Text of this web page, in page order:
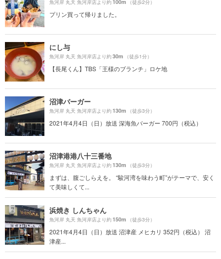
魚河岸 丸天 魚河岸店より約100m （徒歩2分）
プリン買って帰りました。
にし与
魚河岸 丸天 魚河岸店より約30m （徒歩1分）
【長尾くん】TBS「王様のブランチ」ロケ地
沼津バーガー
魚河岸 丸天 魚河岸店より約130m （徒歩3分）
2021年4月4日（日）放送 深海魚バーガー 700円（税込）
沼津港港八十三番地
魚河岸 丸天 魚河岸店より約130m （徒歩3分）
まずは、腹ごしらえを。 “駿河湾を味わう町”がテーマで、安く
て美味しくて...
浜焼き しんちゃん
魚河岸 丸天 魚河岸店より約150m （徒歩3分）
2021年4月4日（日）放送 沼津産 メヒカリ 352円（税込） 沼
津産...